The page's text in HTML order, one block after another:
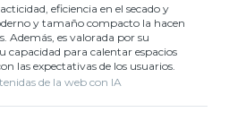
eficiencia en el secado y
y tamaño compacto la hacen
Además, es valorada por su
capacidad para calentar espacios
las expectativas de los usuarios.
de la web con IA